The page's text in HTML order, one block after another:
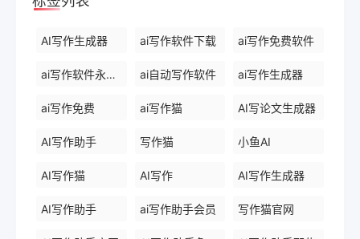
AI写作生成器 ai写作软件下载 ai写作免费软件
ai写作软件永久免费版 ai自动写作软件 ai写作生成器
ai写作免费 ai写作猫 AI写论文生成器
AI写作助手 写作猫 小鱼AI
AI写作猫 AI写作 AI写作生成器
AI写作助手 ai写作助手会员 写作猫官网